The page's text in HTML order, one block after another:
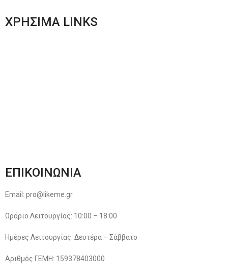
ΧΡΗΣΙΜΑ LINKS
ΕΠΙΚΟΙΝΩΝΙΑ
Email: pro@likeme.gr
Ωράριο Λειτουργίας: 10:00 – 18:00
Ημέρες Λειτουργίας: Δευτέρα – Σάββατο
Αριθμός ΓΕΜΗ: 159378403000